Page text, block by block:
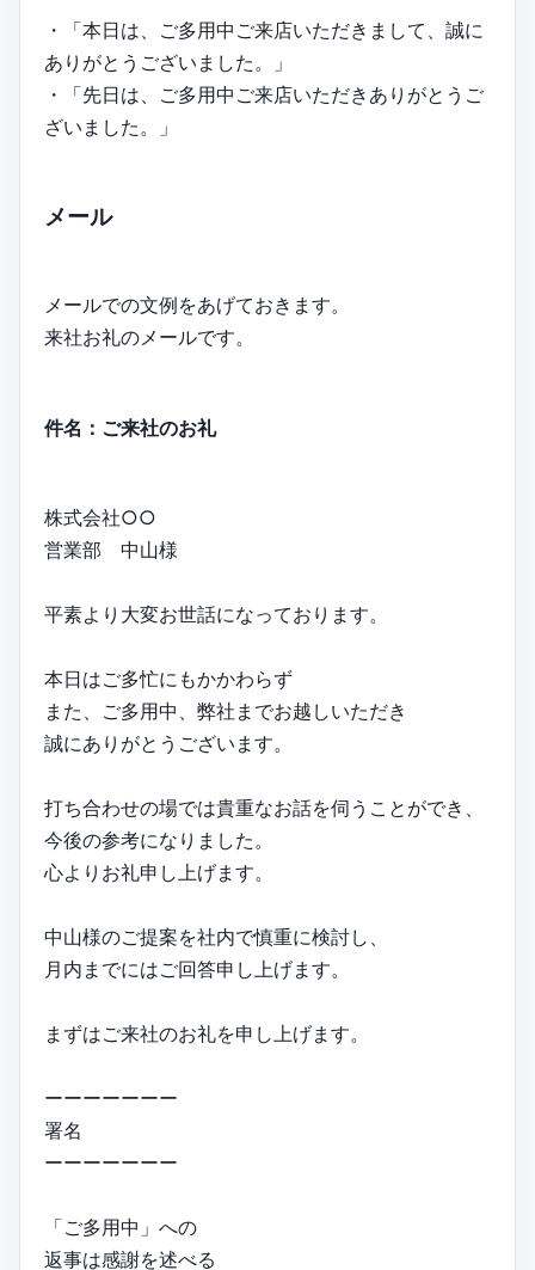
・「本日は、ご多用中ご来店いただきまして、誠に
ありがとうございました。」
・「先日は、ご多用中ご来店いただきありがとうご
ざいました。」
メール
メールでの文例をあげておきます。
来社お礼のメールです。
件名：ご来社のお礼
株式会社○○
営業部 中山様
平素より大変お世話になっております。
本日はご多忙にもかかわらず
また、ご多用中、弊社までお越しいただき
誠にありがとうございます。
打ち合わせの場では貴重なお話を伺うことができ、
今後の参考になりました。
心よりお礼申し上げます。
中山様のご提案を社内で慎重に検討し、
月内までにはご回答申し上げます。
まずはご来社のお礼を申し上げます。
ーーーーーーー
署名
ーーーーーーー
「ご多用中」への
返事は感謝を述べる